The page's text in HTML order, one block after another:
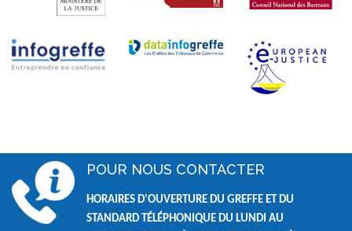
POUR NOUS CONTACTER
HORAIRES D'OUVERTURE DU GREFFE ET DU
STANDARD TÉLÉPHONIQUE DU LUNDI AU